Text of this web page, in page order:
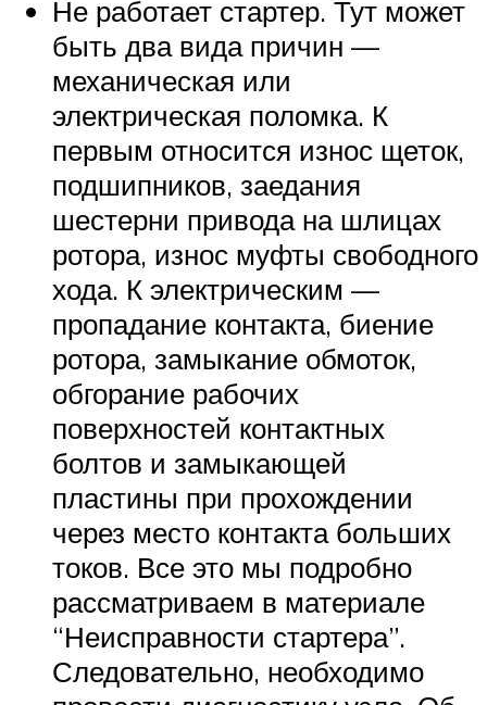
Не работает стартер. Тут может
быть два вида причин —
механическая или
электрическая поломка. К
первым относится износ щеток,
подшипников, заедания
шестерни привода на шлицах
ротора, износ муфты свободного
хода. К электрическим —
пропадание контакта, биение
ротора, замыкание обмоток,
обгорание рабочих
поверхностей контактных
болтов и замыкающей
пластины при прохождении
через место контакта больших
токов. Все это мы подробно
рассматриваем в материале
“Неисправности стартера”.
Следовательно, необходимо